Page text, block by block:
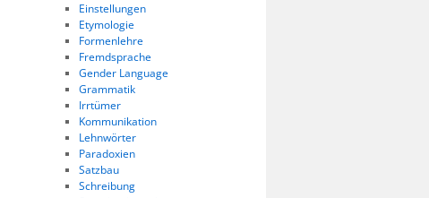
Einstellungen
Etymologie
Formenlehre
Fremdsprache
Gender Language
Grammatik
Irrtümer
Kommunikation
Lehnwörter
Paradoxien
Satzbau
Schreibung